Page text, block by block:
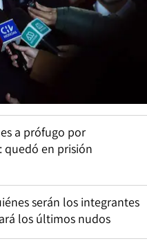
a prófugo por
quedó en prisión
serán los integrantes
los últimos nudos